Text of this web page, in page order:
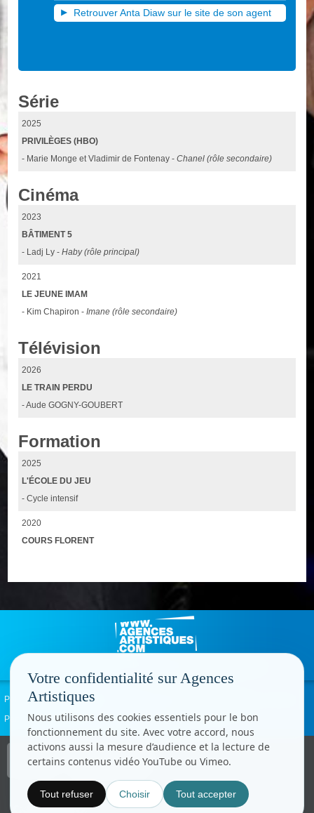
Retrouver Anta Diaw sur le site de son agent
Série
2025
PRIVILÈGES (HBO)
- Marie Monge et Vladimir de Fontenay -Chanel (rôle secondaire)
Cinéma
2023
BÂTIMENT 5
- Ladj Ly -Haby (rôle principal)
2021
LE JEUNE IMAM
- Kim Chapiron -Imane (rôle secondaire)
Télévision
2026
LE TRAIN PERDU
- Aude GOGNY-GOUBERT
Formation
2025
L'ÉCOLE DU JEU
- Cycle intensif
2020
COURS FLORENT
Politique de confidentialité
Paramètres cookies
Copyright © CC.Comunication
Tous droits réservés
Votre confidentialité sur Agences
Artistiques
Nous utilisons des cookies essentiels pour le bon
fonctionnement du site. Avec votre accord, nous
activons aussi la mesure d’audience et la lecture de
certains contenus vidéo YouTube ou Vimeo.
Tout refuser Choisir Tout accepter